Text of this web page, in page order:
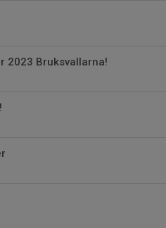
2023 Bruksvallarna!